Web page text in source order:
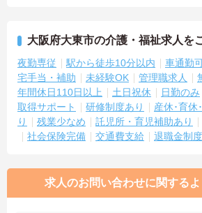
大阪府大東市の介護・福祉求人を
夜勤専従 駅から徒歩10分以内 車通勤
宅手当・補助
未経験OK 管理職求人
年間休日110日以上
土日祝休 日勤のみ
取得サポート
研修制度あり
産休･育休
り
残業少なめ 託児所・育児補助あり
社会保険完備
交通費支給 退職金制
求人のお問い合わせに関する